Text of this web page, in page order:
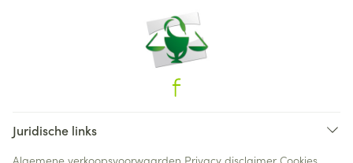
Juridische links
Algemene verkoopsvoorwaarden Privacy disclaimer Cookies